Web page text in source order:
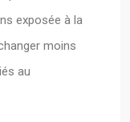
exposée à la
moins
au